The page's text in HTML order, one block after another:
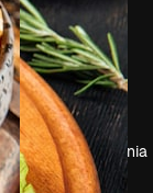
Cennik
O nas
Reviews
Kariera
Trendy
wyszukiwania
Blog